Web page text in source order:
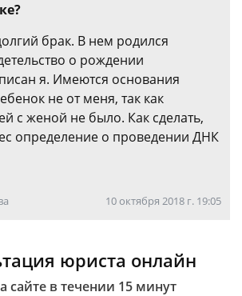
брак. В нем родился
о рождении
я. Имеются основания
не от меня, так как
с женой не было. Как сделать,
определение о проведении ДНК
10 октября 2018 г. 19:05
юриста онлайн
сайте в течении 15 минут